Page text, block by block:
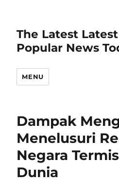
The Latest
Popular News
MENU
Dampak
Menelusuri
Negara
Dunia